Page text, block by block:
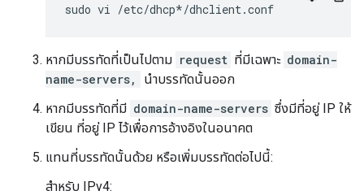
หากมีบรรทัดที่เป็นไปตาม request ที่มีเฉพาะ domain-
name-servers,
นำบรรทัดนั้นออก
หากมีบรรทัดที่มี domain-name-servers ซึ่งมีที่อยู่ IP ให้
เขียน ที่อยู่ IP ไว้เพื่อการอ้างอิงในอนาคต
แทนที่บรรทัดนั้นด้วย หรือเพิ่มบรรทัดต่อไปนี้:
สำหรับ IPv4: